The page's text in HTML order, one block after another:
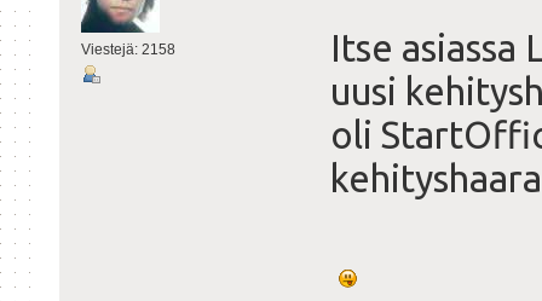
Viestejä: 2158
Itse
uusi
oli